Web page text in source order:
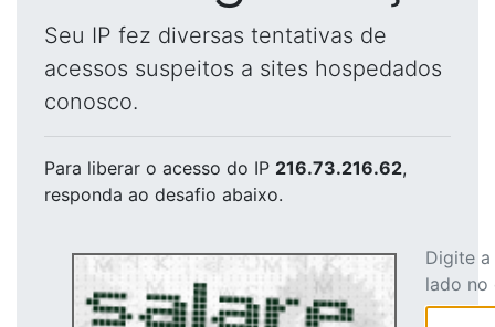
Seu IP fez diversas tentativas de
acessos suspeitos a sites hospedados
conosco.
Para liberar o acesso do IP 216.73.216.62,
responda ao desafio abaixo.
Digite
lado no